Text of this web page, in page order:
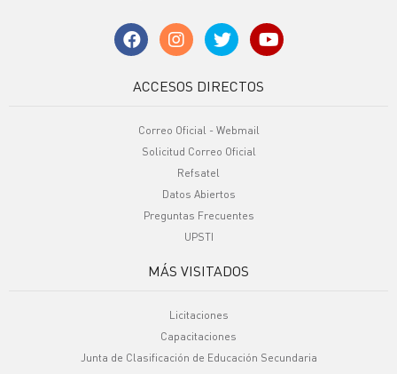
ACCESOS DIRECTOS
Correo Oficial - Webmail
Solicitud Correo Oficial
Refsatel
Datos Abiertos
Preguntas Frecuentes
UPSTI
MÁS VISITADOS
Licitaciones
Capacitaciones
Junta de Clasificación de Educación Secundaria